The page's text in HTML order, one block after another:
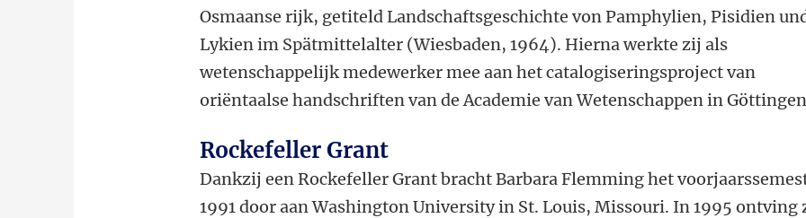
Osmaanse rijk, getiteld Landschaftsgeschichte von Pamphylien, Pisidien
Lykien im Spätmittelalter (Wiesbaden, 1964). Hierna werkte zij als
wetenschappelijk medewerker mee aan het catalogiseringsproject van
oriëntaalse handschriften van de Academie van Wetenschappen in
Rockefeller Grant
Dankzij een Rockefeller Grant bracht Barbara Flemming het
1991 door aan Washington University in St. Louis, Missouri. In 1995 ontving